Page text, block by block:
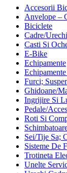
Accesorii
Anvelope –
Biciclete
Cadre/
Casti Si
E-Bike
Echipamente
Furci;
Ghidoane/
Ingrijire Si
Pedale/
Roti Si
Sei/Tije Sa;
Sisteme De
Trotineta
Unelte